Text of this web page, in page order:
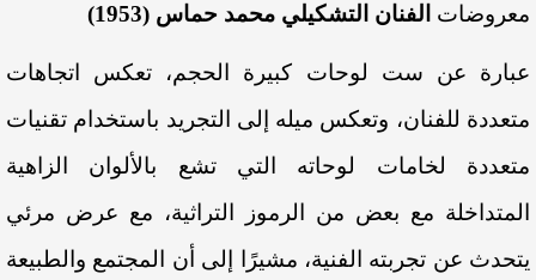
معروضات الفنان التشكيلي محمد حماس (1953)
عبارة عن ست لوحات كبيرة الحجم، تعكس اتجاهات
متعددة للفنان، وتعكس ميله إلى التجريد باستخدام تقنيات
متعددة لخامات لوحاته التي تشع بالألوان الزاهية
المتداخلة مع بعض من الرموز التراثية، مع عرض مرئي
يتحدث عن تجربته الفنية، مشيرًا إلى أن المجتمع والطبيعة